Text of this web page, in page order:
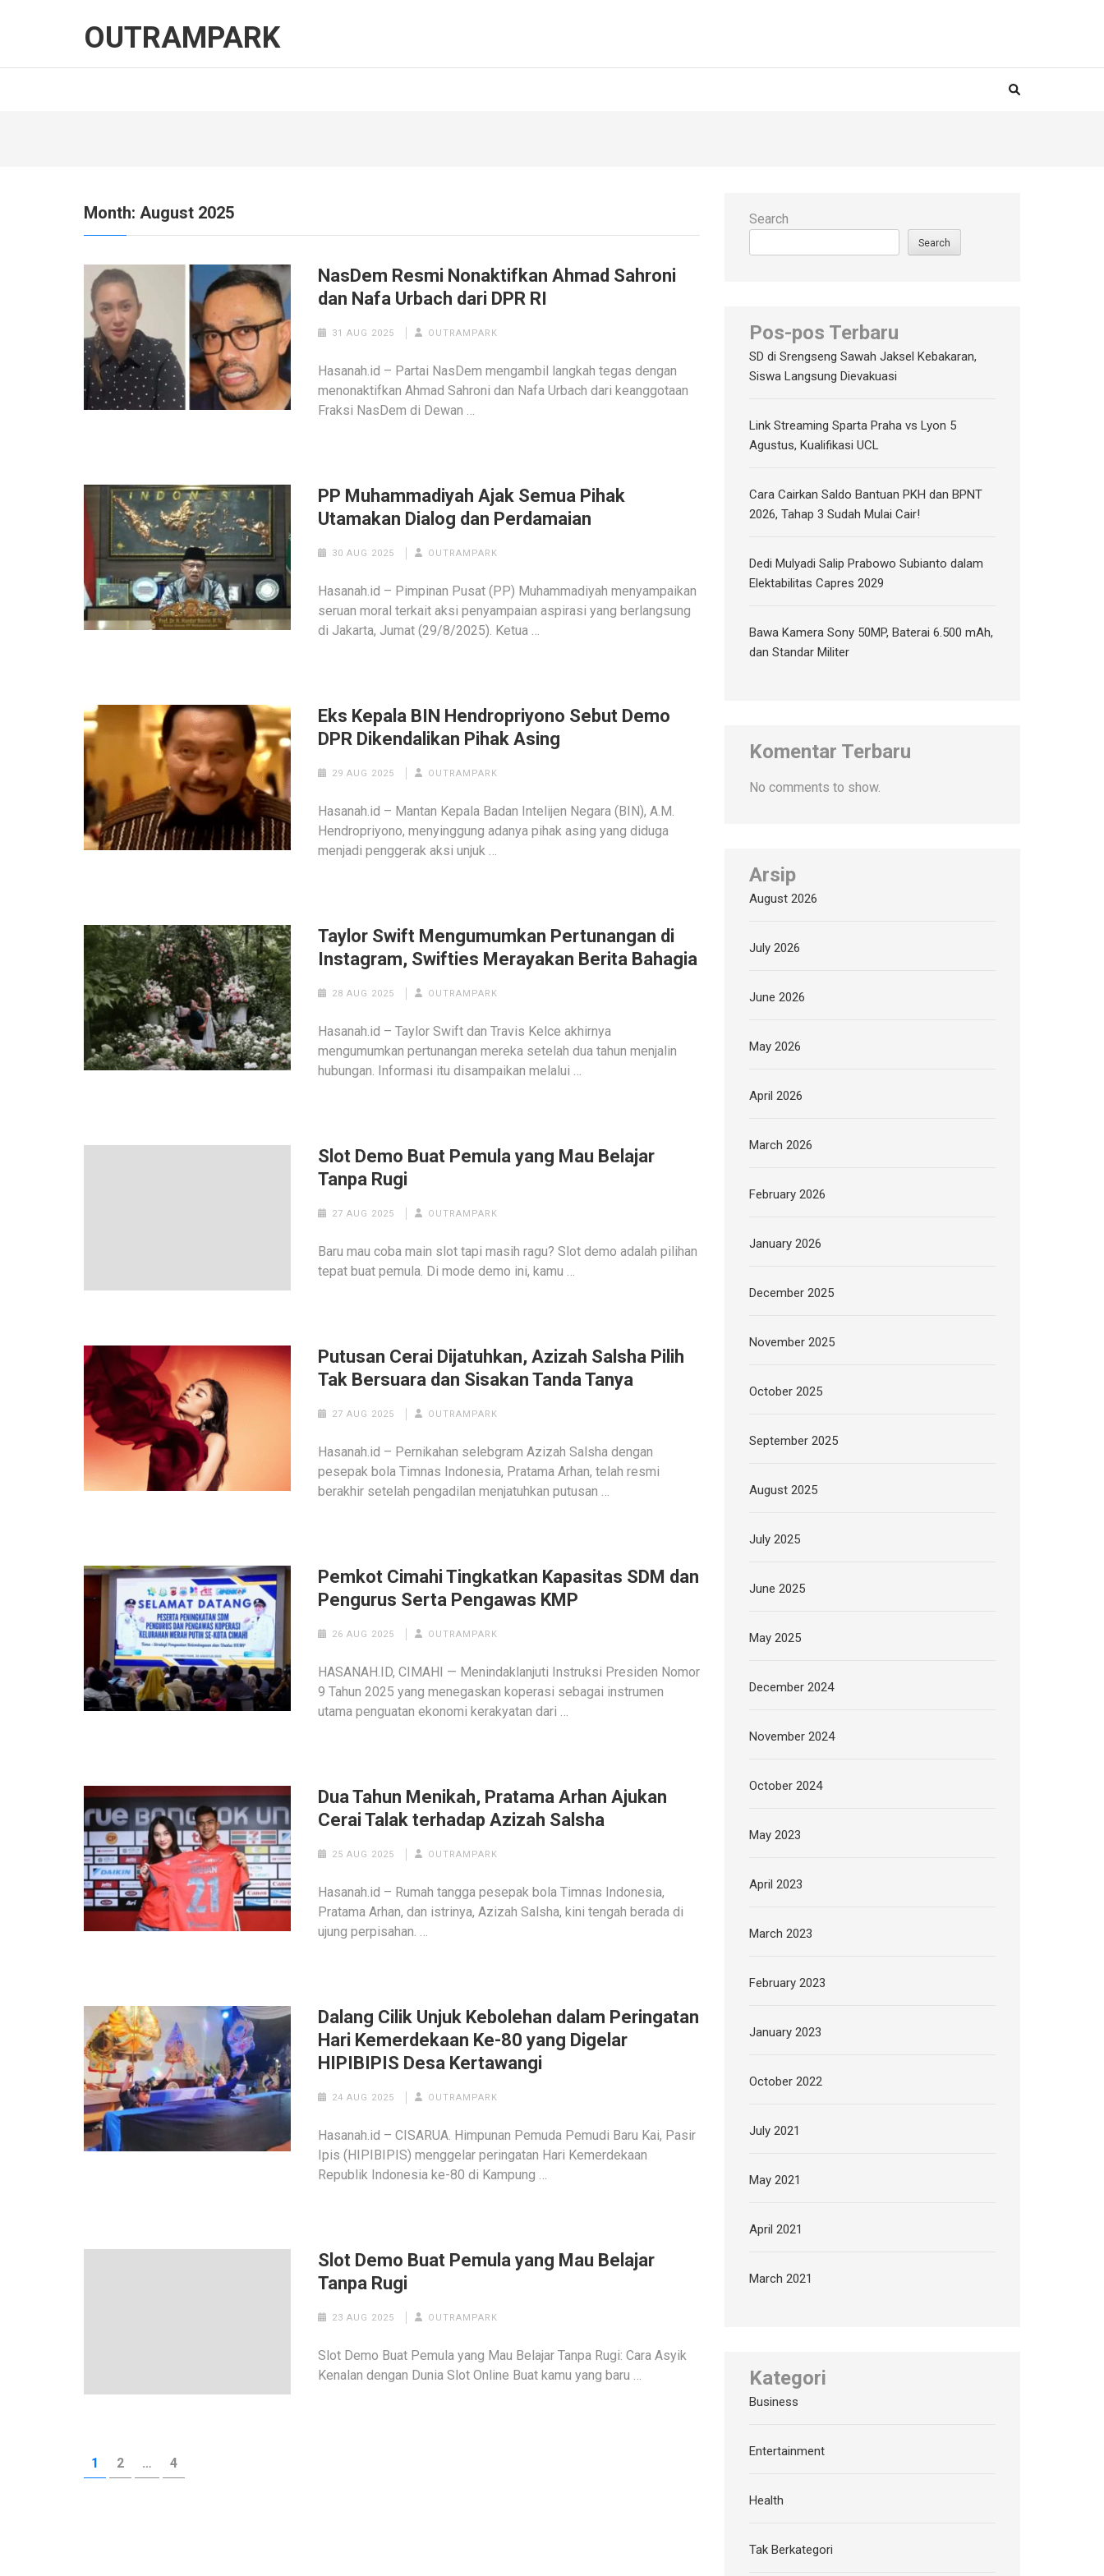
(Press
OUTRAMPARK
Month: August 2025
NasDem Resmi Nonaktifkan Ahmad Sahroni
dan Nafa Urbach dari DPR RI
31 AUG 2025 OUTRAMPARK
Hasanah.id – Partai NasDem mengambil langkah tegas dengan
menonaktifkan Ahmad Sahroni dan Nafa Urbach dari keanggotaan
Fraksi NasDem di Dewan …
PP Muhammadiyah Ajak Semua Pihak
Utamakan Dialog dan Perdamaian
30 AUG 2025 OUTRAMPARK
Hasanah.id – Pimpinan Pusat (PP) Muhammadiyah menyampaikan
seruan moral terkait aksi penyampaian aspirasi yang berlangsung
di Jakarta, Jumat (29/8/2025). Ketua …
Eks Kepala BIN Hendropriyono Sebut Demo
DPR Dikendalikan Pihak Asing
29 AUG 2025 OUTRAMPARK
Hasanah.id – Mantan Kepala Badan Intelijen Negara (BIN), A.M.
Hendropriyono, menyinggung adanya pihak asing yang diduga
menjadi penggerak aksi unjuk …
Taylor Swift Mengumumkan Pertunangan di
Instagram, Swifties Merayakan Berita Bahagia
28 AUG 2025 OUTRAMPARK
Hasanah.id – Taylor Swift dan Travis Kelce akhirnya
mengumumkan pertunangan mereka setelah dua tahun menjalin
hubungan. Informasi itu disampaikan melalui …
Slot Demo Buat Pemula yang Mau Belajar
Tanpa Rugi
27 AUG 2025 OUTRAMPARK
Baru mau coba main slot tapi masih ragu? Slot demo adalah pilihan
tepat buat pemula. Di mode demo ini, kamu …
Putusan Cerai Dijatuhkan, Azizah Salsha Pilih
Tak Bersuara dan Sisakan Tanda Tanya
27 AUG 2025 OUTRAMPARK
Hasanah.id – Pernikahan selebgram Azizah Salsha dengan
pesepak bola Timnas Indonesia, Pratama Arhan, telah resmi
berakhir setelah pengadilan menjatuhkan putusan …
‎Pemkot Cimahi Tingkatkan Kapasitas SDM dan
Pengurus Serta Pengawas KMP
26 AUG 2025 OUTRAMPARK
‎HASANAH.ID, CIMAHI — Menindaklanjuti Instruksi Presiden Nomor
9 Tahun 2025 yang menegaskan koperasi sebagai instrumen
utama penguatan ekonomi kerakyatan dari …
Dua Tahun Menikah, Pratama Arhan Ajukan
Cerai Talak terhadap Azizah Salsha
25 AUG 2025 OUTRAMPARK
Hasanah.id – Rumah tangga pesepak bola Timnas Indonesia,
Pratama Arhan, dan istrinya, Azizah Salsha, kini tengah berada di
ujung perpisahan. …
Dalang Cilik Unjuk Kebolehan dalam Peringatan
Hari Kemerdekaan Ke-80 yang Digelar
HIPIBIPIS Desa Kertawangi
24 AUG 2025 OUTRAMPARK
Hasanah.id – CISARUA. Himpunan Pemuda Pemudi Baru Kai, Pasir
Ipis (HIPIBIPIS) menggelar peringatan Hari Kemerdekaan
Republik Indonesia ke-80 di Kampung …
Slot Demo Buat Pemula yang Mau Belajar
Tanpa Rugi
23 AUG 2025 OUTRAMPARK
Slot Demo Buat Pemula yang Mau Belajar Tanpa Rugi: Cara Asyik
Kenalan dengan Dunia Slot Online Buat kamu yang baru …
Posts
pagination
PAGE
1 PAGE
2 … PAGE
4
Search
Search
Pos-pos Terbaru
SD di Srengseng Sawah Jaksel Kebakaran,
Siswa Langsung Dievakuasi
Link Streaming Sparta Praha vs Lyon 5
Agustus, Kualifikasi UCL
Cara Cairkan Saldo Bantuan PKH dan BPNT
2026, Tahap 3 Sudah Mulai Cair!
Dedi Mulyadi Salip Prabowo Subianto dalam
Elektabilitas Capres 2029
Bawa Kamera Sony 50MP, Baterai 6.500 mAh,
dan Standar Militer
Komentar Terbaru
No comments to show.
Arsip
August 2026
July 2026
June 2026
May 2026
April 2026
March 2026
February 2026
January 2026
December 2025
November 2025
October 2025
September 2025
August 2025
July 2025
June 2025
May 2025
December 2024
November 2024
October 2024
May 2023
April 2023
March 2023
February 2023
January 2023
October 2022
July 2021
May 2021
April 2021
March 2021
Kategori
Business
Entertainment
Health
Tak Berkategori